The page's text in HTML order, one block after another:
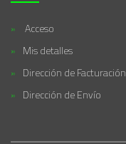
Acceso
Mis detalles
Dirección de Facturación
Dirección de Envío